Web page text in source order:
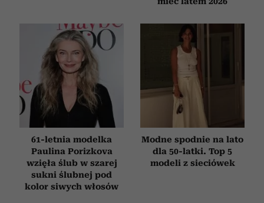
61-letnia modelka
Paulina Porizkova
wzięła ślub w szarej
sukni ślubnej pod
kolor siwych włosów
Modne spodnie na lato
dla 50-latki. Top 5
modeli z sieciówek